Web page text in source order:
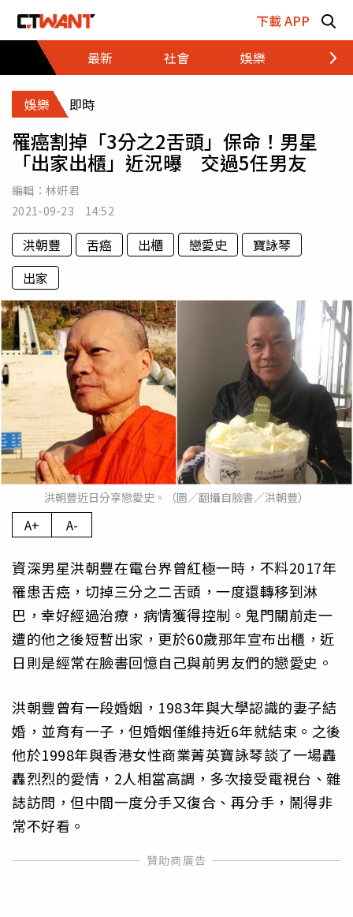
下載 APP
最新
社會 娛樂 財經
娛樂 即時
罹癌割掉「3分之2舌頭」保命！男星
「出家出櫃」近況曝 交過5任男友
編輯： 林姸君
2021-09-23 14:52
洪朝豐 舌癌 出櫃 戀愛史
寶詠琴
出家
洪朝豐近日分享戀愛史。（圖／翻攝自臉書／洪朝豐）
A+ A-
資深男星洪朝豐在電台界曾紅極一時，不料2017年
罹患舌癌，切掉三分之二舌頭，一度還轉移到淋
巴，幸好經過治療，病情獲得控制。鬼門關前走一
遭的他之後短暫出家，更於60歲那年宣布出櫃，近
日則是經常在臉書回憶自己與前男友們的戀愛史。
洪朝豐曾有一段婚姻，1983年與大學認識的妻子結
婚，並育有一子，但婚姻僅維持近6年就結束。之後
他於1998年與香港女性商業菁英寶詠琴談了一場轟
轟烈烈的愛情，2人相當高調，多次接受電視台、雜
誌訪問，但中間一度分手又復合、再分手，鬧得非
常不好看。